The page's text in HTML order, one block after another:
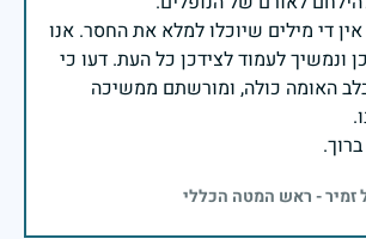
די מילים שיוכלו למלא את החסר. אנו
ונמשיך לעמוד לצידכן כל העת. דעו כי
האומה כולה, ומורשתם ממשיכה
זמיר - ראש המטה הכללי